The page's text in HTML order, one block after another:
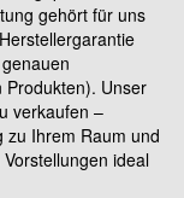
gehört für uns
Produkten). Unser
verkaufen –
zu Ihrem Raum und
ideal